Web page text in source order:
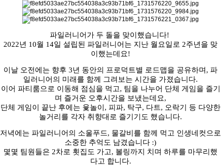
파일러니어가 두 돌을 맞이했습니다!
2022년 10월 14일 설립된 파일러니어는 지난 월요일로 2주년을 맞
이했는데요!
이날 오전에는 향후 3년 동안의 프로덕트별 로드맵을 공유하며, 파
일러니어의 미래를 함께 그려보는 시간을 가졌습니다.
이어 파티룸으로 이동해 점심을 먹고, 팀을 나누어 단체 게임을 즐기
며 즐거운 오후시간을 보냈는데요,
단체 게임이 끝난 후에는 윷놀이, 피파, 탁구, 다트, 오락기 등 다양한
놀거리를 각자 취향대로 즐기기도 했습니다.
저녁에는 파일러니어의 소울푸드, 물갈비를 함께 먹고 인생네컷으로
소중한 추억도 남겼습니다 :)
몇몇 팀원들은 2차로 횟집도 가고, 볼링까지 치며 하루를 마무리했
다고 합니다.